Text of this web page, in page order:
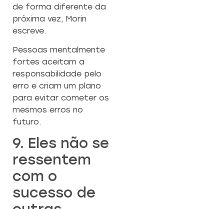
de forma diferente da
próxima vez, Morin
escreve.
Pessoas mentalmente
fortes aceitam a
responsabilidade pelo
erro e criam um plano
para evitar cometer os
mesmos erros no
futuro.
9. Eles não se
ressentem
com o
sucesso de